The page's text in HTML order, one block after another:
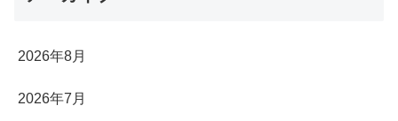
2026年8月
2026年7月